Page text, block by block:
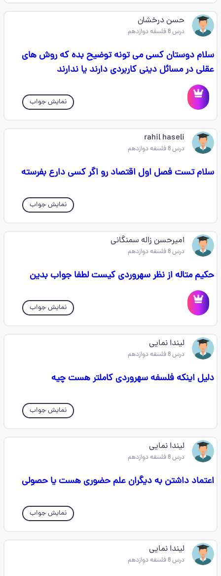
حسن درخشان
درس 8 فلسفه دوازدهم
سلام دوستان کسی می تونه توضیح بده که روش های
عقلی در مسائل دینی کاربردی دارند یا ندارند
نمایش جواب
rahil haseli
درس 8 فلسفه دوازدهم
سلام تست فصل اول اقتصاد رو اگر کسی دارع بفرسته
نمایش جواب
امیرحسن زاله سمنگانی
درس 8 فلسفه دوازدهم
حکیم متاله از نظر سهروردی کیست لطفا جواب بدین
نمایش جواب
لیندا نمایی
درس 8 فلسفه دوازدهم
دلیل اینکه فلسفه سهروردی کاملتر هست چیه
نمایش جواب
لیندا نمایی
درس 8 فلسفه دوازدهم
اعتماد داشتن به دیگران علم حضوری هست یا حصولی
نمایش جواب
لیندا نمایی
درس 8 فلسفه دوازدهم